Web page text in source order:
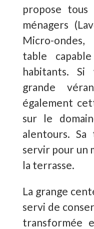
propose
ménagers
Micro-
table
habitants.
grande
également
sur le
alentours.
servir pour un
la terrasse.
La grange
servi de
transformée